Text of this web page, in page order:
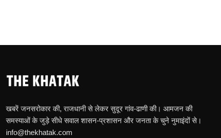
खबरें जनसरोकार की, राजधानी से लेकर सुदूर गांव-ढाणी की। आमजन की
समस्याओं के जुड़े सीधे सवाल शासन-प्रशासन और जनता के चुने नुमाइंदों से।
info@thekhatak.com